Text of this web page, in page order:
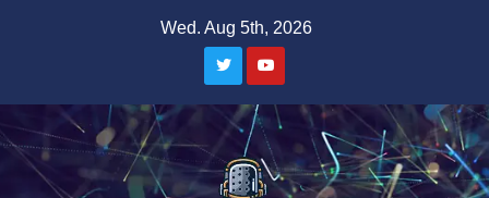
Wed. Aug 5th, 2026